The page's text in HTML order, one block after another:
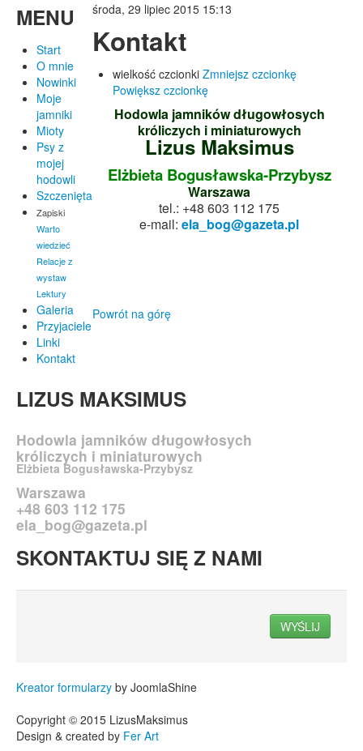
środa, 29 lipiec 2015 15:13
Kontakt
wielkość czcionki Zmniejsz czcionkę
Powiększ czcionkę
Hodowla jamników długowłosych
króliczych i miniaturowych
Lizus Maksimus
Elżbieta Bogusławska-Przybysz
Warszawa
tel.: +48 603 112 175
e-mail:ela_bog@gazeta.pl
Powrót na górę
MENU
Start
O mnie
Nowinki
Moje
jamniki
Mioty
Psy z
mojej
hodowli
Szczenięta
Zapiski
Warto
wiedzieć
Relacje z
wystaw
Lektury
Galeria
Przyjaciele
Linki
Kontakt
LIZUS MAKSIMUS
Hodowla jamników długowłosych
króliczych i miniaturowych
Elżbieta Bogusławska-Przybysz
Warszawa
+48 603 112 175
ela_bog@gazeta.pl
SKONTAKTUJ SIĘ Z NAMI
WYŚLIJ
Kreator formularzy by JoomlaShine
Copyright © 2015 LizusMaksimus
Design & created by Fer Art